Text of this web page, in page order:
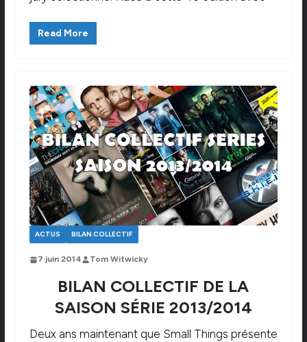
Read More
ACTUS BILAN COLLECTIF
7 juin 2014 Tom Witwicky
BILAN COLLECTIF DE LA
SAISON SÉRIE 2013/2014
Deux ans maintenant que Small Things présente